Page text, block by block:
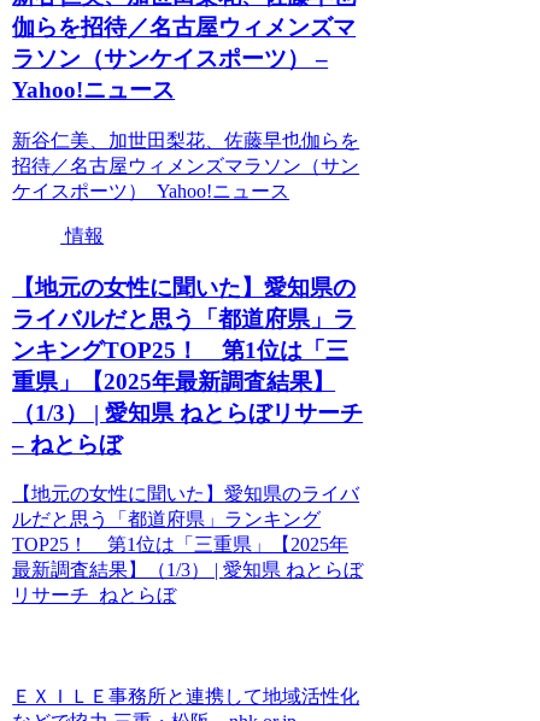
伽らを招待／名古屋ウィメンズマ
ラソン（サンケイスポーツ） –
Yahoo!ニュース
新谷仁美、加世田梨花、佐藤早也伽らを
招待／名古屋ウィメンズマラソン（サン
ケイスポーツ） Yahoo!ニュース
情報
【地元の女性に聞いた】愛知県の
ライバルだと思う「都道府県」ラ
ンキングTOP25！ 第1位は「三
重県」【2025年最新調査結果】
（1/3） | 愛知県 ねとらぼリサーチ
– ねとらぼ
【地元の女性に聞いた】愛知県のライバ
ルだと思う「都道府県」ランキング
TOP25！ 第1位は「三重県」【2025年
最新調査結果】（1/3） | 愛知県 ねとらぼ
リサーチ ねとらぼ
ＥＸＩＬＥ事務所と連携して地域活性化